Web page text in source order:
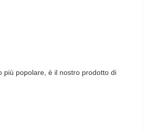
più popolare, è il nostro prodotto di